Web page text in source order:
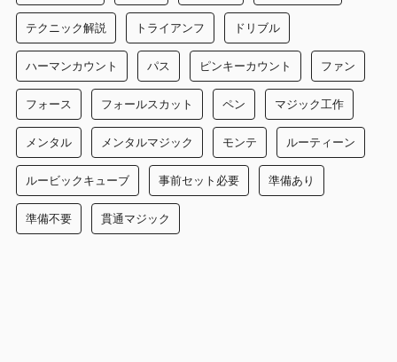
テクニック解説 トライアンフ ドリブル
ハーマンカウント パス ピンキーカウント ファン
フォース フォールスカット ペン マジック工作
メンタル メンタルマジック モンテ ルーティーン
ルービックキューブ 事前セット必要 準備あり
準備不要 貫通マジック